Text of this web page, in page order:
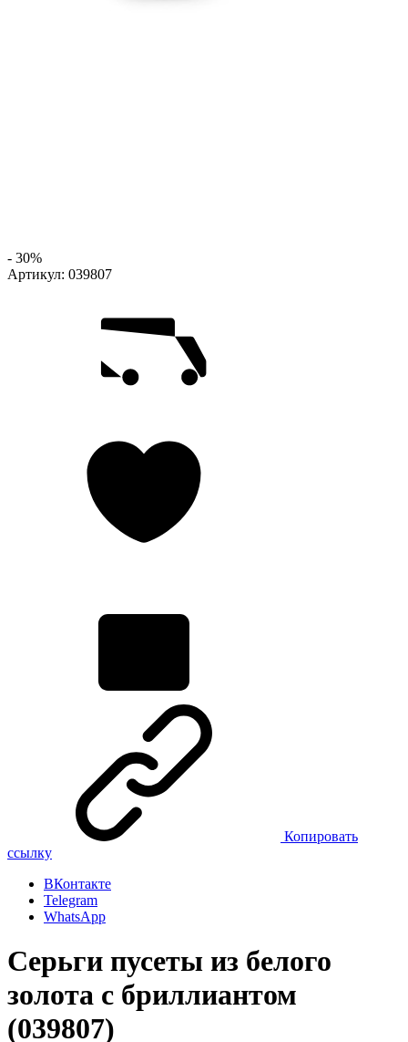
- 30%
Артикул: 039807
Копировать
ссылку
ВКонтакте
Telegram
WhatsApp
Серьги пусеты из белого
золота с бриллиантом
(039807)